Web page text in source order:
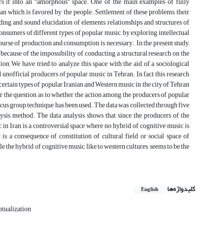
which is favored by the people. Settlement of these problems, their
and sound elucidation of elements, relationships and structures of
of different types of popular music, by exploring intellectual
of production and consumption, is necessary. In the present study,
of the impossibility of conducting a structural research on the
We have tried to analyze this space with the aid of a sociological
producers of popular music in Tehran. In fact this research
types of popular Iranian and Western music in the city of Tehran
question as to whether the action among the producers of popular
group technique has been used. The data was collected through five
method. The data analysis shows that since the producers of the
in Iran is a controversial space where no hybrid of cognitive music is
a consequence of constitution of cultural field or social space of
hybrid of cognitive music, like to western cultures, seems to be the
کلیدواژه‌ها English